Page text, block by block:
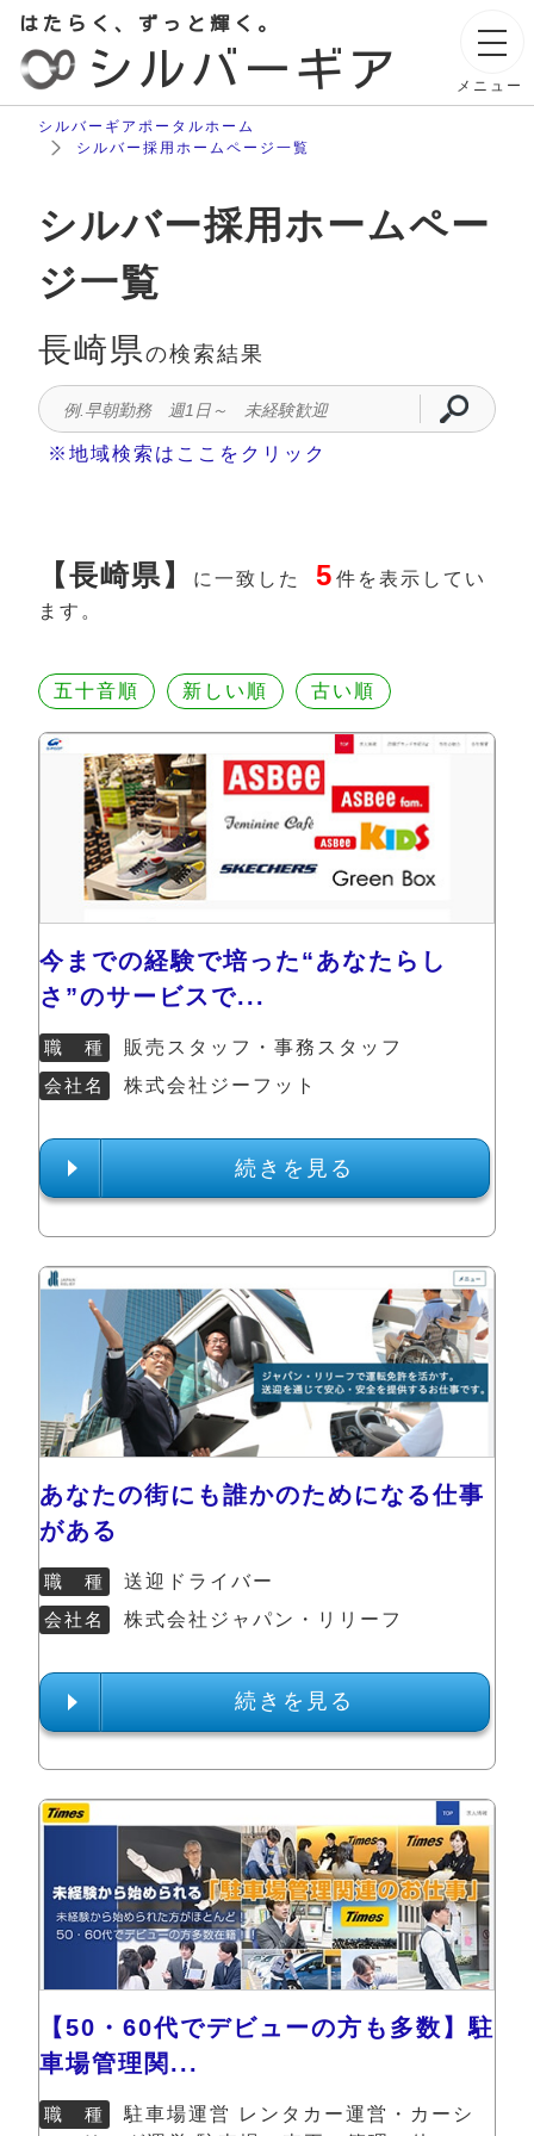
シルバーギア
はたらく、ずっと輝く。
メニュー
シルバーギアポータルホーム
シルバー採用ホームページ一覧
シルバー採用ホームペー
ジ一覧
長崎県の検索結果
※地域検索はここをクリック
【長崎県】 に一致した 5 件を表示してい
ます。
五十音順 新しい順 古い順
今までの経験で培った“あなたらし
さ”のサービスで...
職 種
販売スタッフ・事務スタッフ
会社名
株式会社ジーフット
続きを見る
あなたの街にも誰かのためになる仕事
がある
職 種
送迎ドライバー
会社名
株式会社ジャパン・リリーフ
続きを見る
【50・60代でデビューの方も多数】駐
車場管理関...
職 種
駐車場運営 レンタカー運営・カーシ